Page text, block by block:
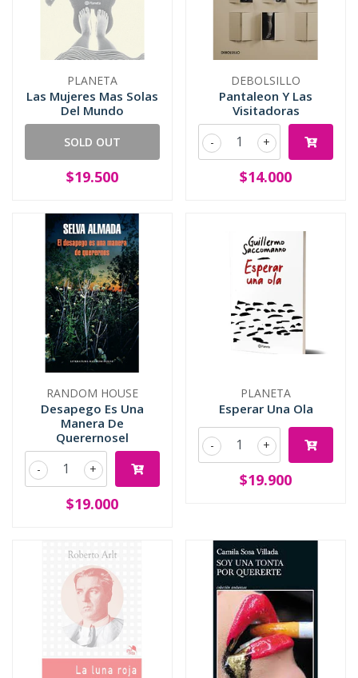
PLANETA
Las Mujeres Mas Solas
Del Mundo
SOLD OUT
$19.500
DEBOLSILLO
Pantaleon Y Las
Visitadoras
+
-
$14.000
RANDOM HOUSE
Desapego Es Una
Manera De
Querernosel
+
-
$19.000
PLANETA
Esperar Una Ola
+
-
$19.900